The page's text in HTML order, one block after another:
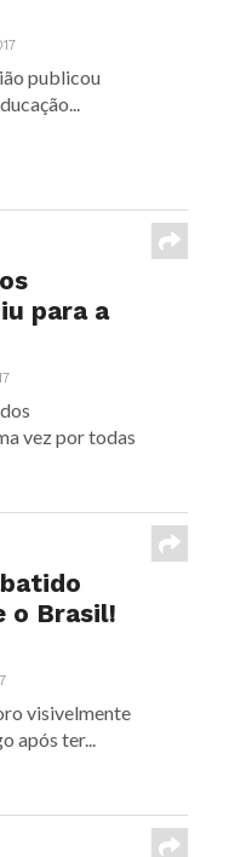
publicou
para a
vez por todas
o Brasil!
visivelmente
após ter...